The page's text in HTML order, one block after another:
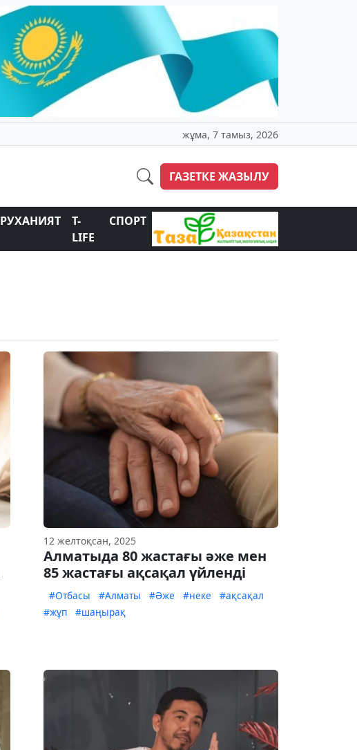
жұма, 7 тамыз, 2026
ГАЗЕТКЕ ЖАЗЫЛУ
РУХАНИЯТ
T-
LIFE
СПОРТ
12 желтоқсан, 2025
Алматыда 80 жастағы әже мен
85 жастағы ақсақал үйленді
#Отбасы #Алматы #Әже #неке
#ақсақал
#жұп
#шаңырақ